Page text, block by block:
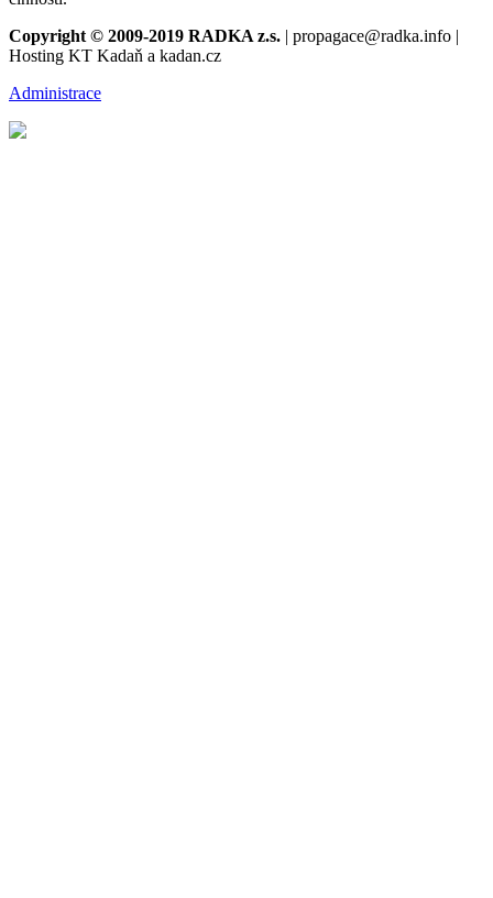
Copyright © 2009-2019 RADKA z.s. | propagace@radka.info |
Hosting KT Kadaň a kadan.cz
Administrace